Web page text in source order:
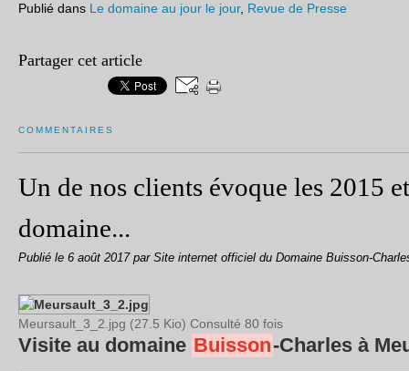
Publié dans Le domaine au jour le jour, Revue de Presse
Partager cet article
COMMENTAIRES
Un de nos clients évoque les 2015
domaine...
Publié le 6 août 2017 par Site internet officiel du Domaine Buisson-
Meursault_3_2.jpg (27.5 Kio) Consulté 80 fois
Visite au domaine Buisson-Charles à